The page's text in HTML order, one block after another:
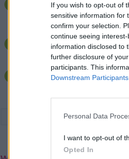
If you wish to opt-out of
sensitive information for
confirm your selection.
continue seeing
information disclosed to
further disclosure of
participants. This
Downstream Participants
Personal Data
I want to opt-out of
Opted In
Knoblauchzehen abschälen, durch
Knoblauchpresse auf die noch
Brotscheiben beidseitig pressen
Die klein geschnittenen Tomaten
Bruschetta verteilen und etwas
beträufeln.
Basilikum waschen, trocken
hacken und auf Brote verteilen. Auf